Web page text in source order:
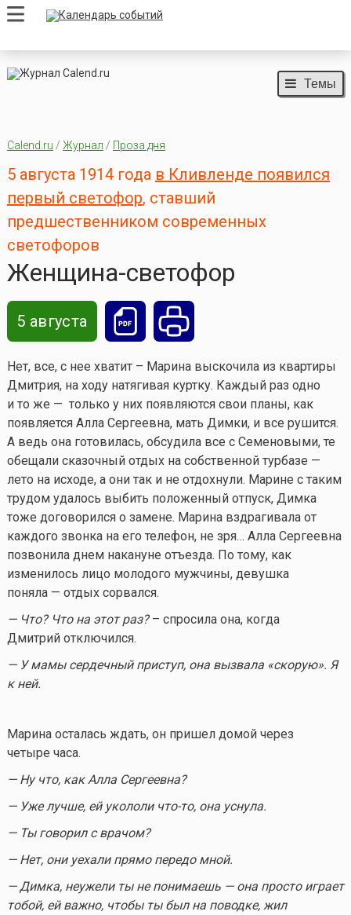
Темы
Calend.ru / Журнал / Проза дня
5 августа 1914 года в Кливленде появился
первый светофор, ставший
предшественником современных
светофоров
Женщина-светофор
5 августа
Нет, все, с нее хватит – Марина выскочила из квартиры
Дмитрия, на ходу натягивая куртку. Каждый раз одно
и то же — только у них появляются свои планы, как
появляется Алла Сергеевна, мать Димки, и все рушится.
А ведь она готовилась, обсудила все с Семеновыми, те
обещали сказочный отдых на собственной турбазе —
лето на исходе, а они так и не отдохнули. Марине с таким
трудом удалось выбить положенный отпуск, Димка
тоже договорился о замене. Марина вздрагивала от
каждого звонка на его телефон, не зря… Алла Сергеевна
позвонила днем накануне отъезда. По тому, как
изменилось лицо молодого мужчины, девушка
поняла — отдых сорвался.
— Что? Что на этот раз?– спросила она, когда
Дмитрий отключился.
— У мамы сердечный приступ, она вызвала «скорую». Я
к ней.
Марина осталась ждать, он пришел домой через
четыре часа.
— Ну что, как Алла Сергеевна?
— Уже лучше, ей укололи что-то, она уснула.
— Ты говорил с врачом?
— Нет, они уехали прямо передо мной.
— Димка, неужели ты не понимаешь — она просто играет
тобой, ей важно, чтобы ты был на поводке, жил